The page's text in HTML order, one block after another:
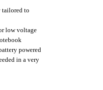
tailored to
low voltage
powered
in a very